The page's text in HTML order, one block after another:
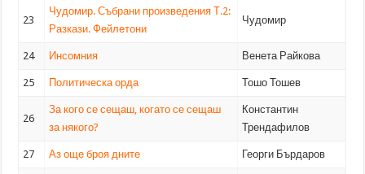
23
Чудомир. Събрани произведения Т.2:
Разкази. Фейлетони
Чудомир
24 Инсомния Венета Райкова
25 Политическа орда Тошо Тошев
26
За кого се сещаш, когато се сещаш
за някого?
Константин
Трендафилов
27 Аз още броя дните Георги Бърдаров